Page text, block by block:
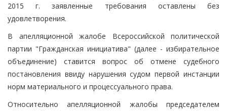
2015 г. заявленные требования оставлены без
удовлетворения.
В апелляционной жалобе Всероссийской политической
партии "Гражданская инициатива" (далее - избирательное
объединение) ставится вопрос об отмене судебного
постановления ввиду нарушения судом первой инстанции
норм материального и процессуального права.
Относительно апелляционной жалобы председателем